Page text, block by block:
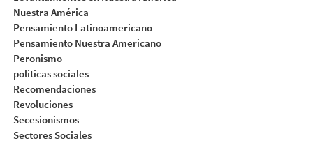
Nuestra América
Pensamiento Latinoamericano
Pensamiento Nuestra Americano
Peronismo
políticas sociales
Recomendaciones
Revoluciones
Secesionismos
Sectores Sociales